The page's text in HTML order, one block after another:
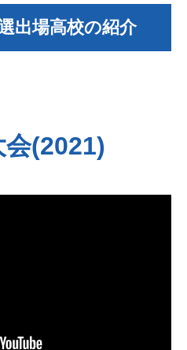
出場高校の紹介
(2021)